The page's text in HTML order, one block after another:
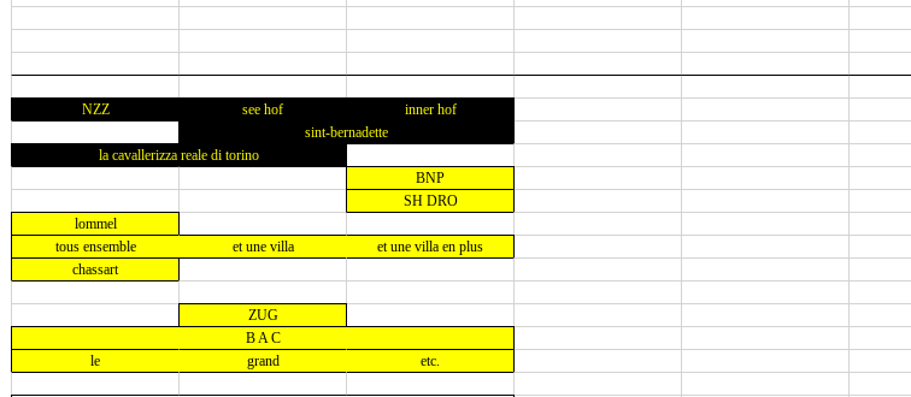
NZZ see hof
inner hof
sint-bernadette
la cavallerizza reale di torino
BNP
SH DRO
lommel
tous ensemble
et une villa
et une villa en plus
chassart
ZUG
B A C
le
grand etc.